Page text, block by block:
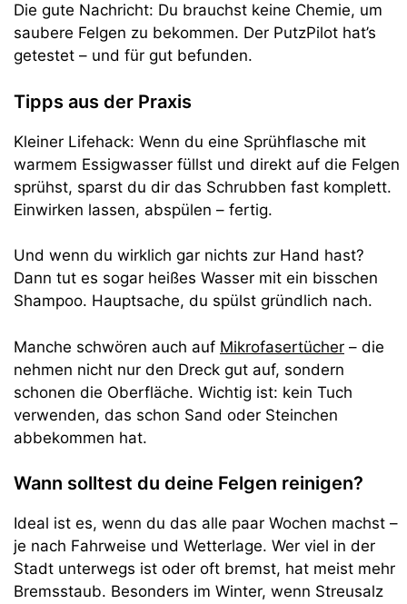
Die gute Nachricht: Du brauchst keine Chemie, um
saubere Felgen zu bekommen. Der PutzPilot hat’s
getestet – und für gut befunden.
Tipps aus der Praxis
Kleiner Lifehack: Wenn du eine Sprühflasche mit
warmem Essigwasser füllst und direkt auf die Felgen
sprühst, sparst du dir das Schrubben fast komplett.
Einwirken lassen, abspülen – fertig.
Und wenn du wirklich gar nichts zur Hand hast?
Dann tut es sogar heißes Wasser mit ein bisschen
Shampoo. Hauptsache, du spülst gründlich nach.
Manche schwören auch auf Mikrofasertücher – die
nehmen nicht nur den Dreck gut auf, sondern
schonen die Oberfläche. Wichtig ist: kein Tuch
verwenden, das schon Sand oder Steinchen
abbekommen hat.
Wann solltest du deine Felgen reinigen?
Ideal ist es, wenn du das alle paar Wochen machst –
je nach Fahrweise und Wetterlage. Wer viel in der
Stadt unterwegs ist oder oft bremst, hat meist mehr
Bremsstaub. Besonders im Winter, wenn Streusalz